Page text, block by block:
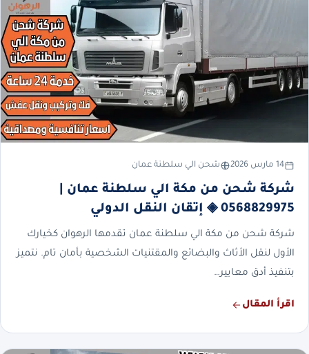
14 مارس 2026 شحن الي سلطنة عمان
شركة شحن من مكة الي سلطنة عمان |
0568829975 ◈ إتقان النقل الدولي
شركة شحن من مكة الي سلطنة عمان تقدمها الرهوان كخيارك
الأول لنقل الأثاث والبضائع والمقتنيات الشخصية بأمان تام. نتميز
بتنفيذ أدق معايير…
اقرأ المقال